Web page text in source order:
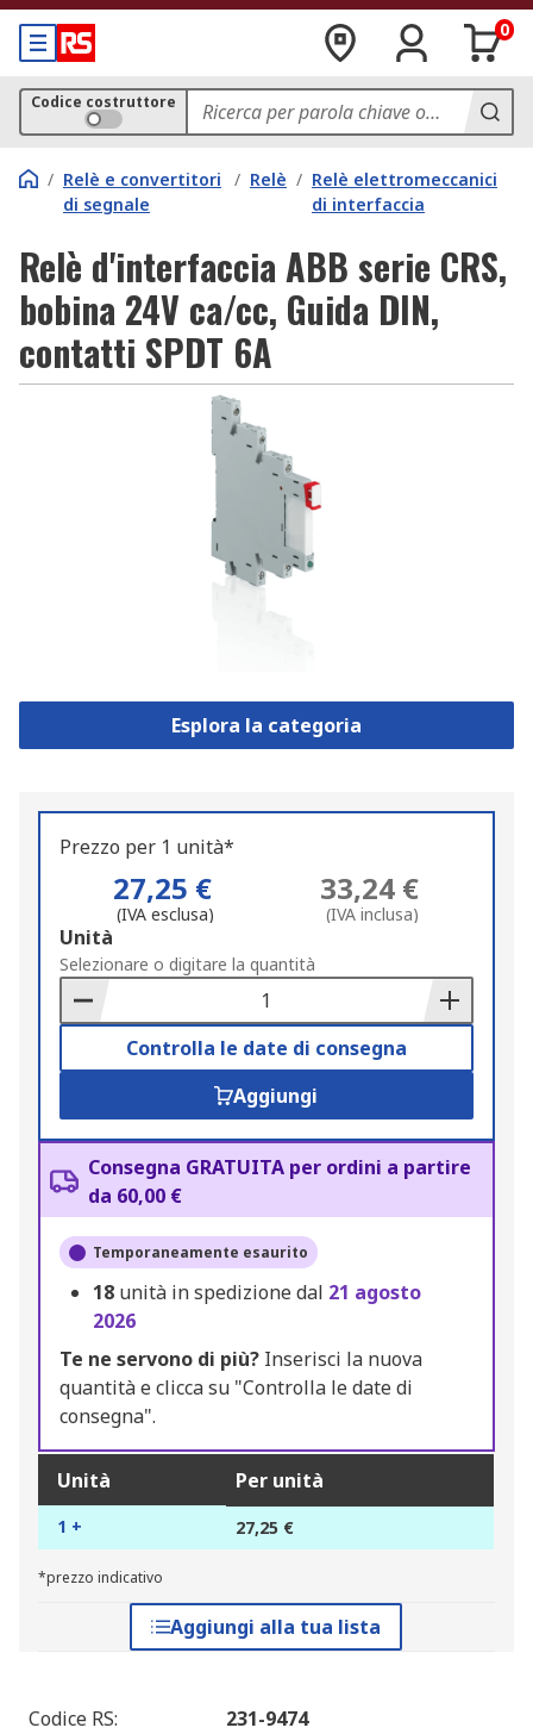
0
Codice costruttore
/ Relè e convertitori
di segnale
/ Relè / Relè elettromeccanici
di interfaccia
Relè d'interfaccia ABB serie CRS,
bobina 24V ca/cc, Guida DIN,
contatti SPDT 6A
Esplora la categoria
Prezzo per 1 unità*
27,25 €
(IVA esclusa)
33,24 €
(IVA inclusa)
Add
to
Basket
Unità
Selezionare o digitare la quantità
Controlla le date di consegna
Aggiungi
Consegna GRATUITA per ordini a partire
da 60,00 €
Temporaneamente esaurito
18 unità in spedizione dal 21 agosto
2026
Te ne servono di più? Inserisci la nuova
quantità e clicca su "Controlla le date di
consegna".
Unità Per unità
1 + 27,25 €
*prezzo indicativo
Aggiungi alla tua lista
Codice RS: 231-9474